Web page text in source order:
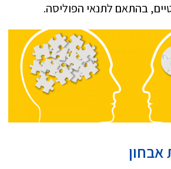
בהתאם לתנאי הפוליסה.
אבחון